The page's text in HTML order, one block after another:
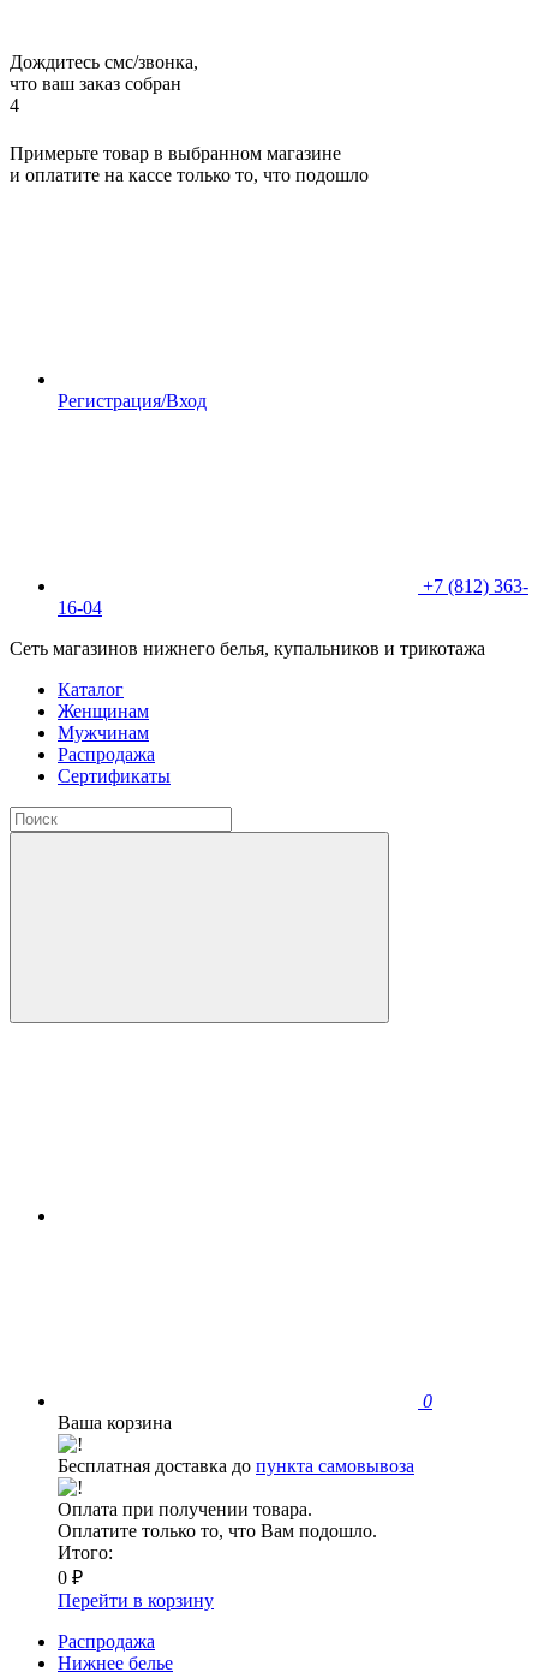
Дождитесь смс/звонка,
что ваш заказ собран
4
Примерьте товар в выбранном магазине
и оплатите на кассе только то, что подошло
Регистрация/Вход
+7 (812) 363-
16-04
Сеть магазинов нижнего белья, купальников и трикотажа
Каталог
Женщинам
Мужчинам
Распродажа
Сертификаты
0
Ваша корзина
Бесплатная доставка до пункта самовывоза
Оплата при получении товара.
Оплатите только то, что Вам подошло.
Итого:
0 ₽
Перейти в корзину
Распродажа
Нижнее белье